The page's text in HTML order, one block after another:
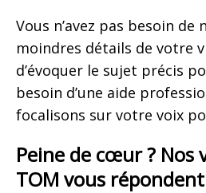
Vous n’avez pas besoin de
moindres détails de votre
d’évoquer le sujet précis
besoin d’une aide
focalisons sur votre voix
Peine de cœur ? Nos
TOM vous répondent